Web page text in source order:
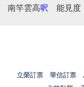
南竿雲高呎 能見度
立榮訂票 華信訂票